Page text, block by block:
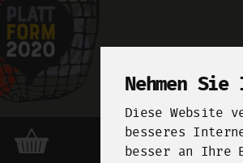
Nehmen
Diese Website
besseres
besser an Ihre